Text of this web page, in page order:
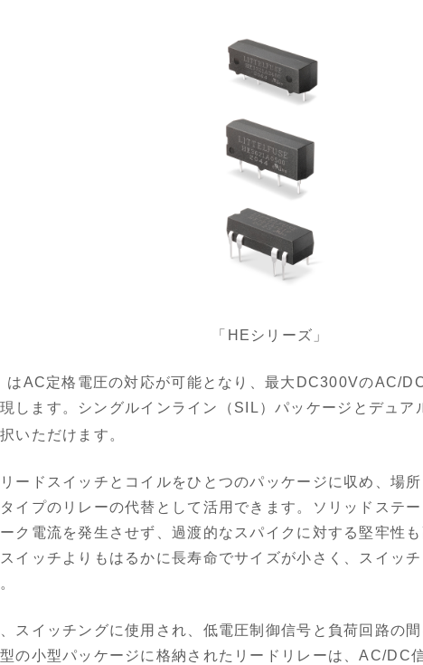
「HEシリーズ」
はAC定格電圧の対応が可能となり、最大DC300VのAC/
します。シングルインライン（SIL）パッケージとデュ
いただけます。
ードスイッチとコイルをひとつのパッケージに収め、場
イプのリレーの代替として活用できます。ソリッドステ
ク電流を発生させず、過渡的なスパイクに対する堅牢性
イッチよりもはるかに長寿命でサイズが小さく、スイッ
スイッチングに使用され、低電圧制御信号と負荷回路の
の小型パッケージに格納されたリードリレーは、AC/DC